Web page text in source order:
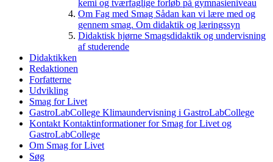
kemi og tværfaglige forløb på gymnasieniveau
Om Fag med Smag Sådan kan vi lære med og
gennem smag. Om didaktik og læringssyn
Didaktisk hjørne Smagsdidaktik og undervisning
af studerende
Didaktikken
Redaktionen
Forfatterne
Udvikling
Smag for Livet
GastroLabCollege Klimaundervisning i GastroLabCollege
Kontakt Kontaktinformationer for Smag for Livet og
GastroLabCollege
Om Smag for Livet
Søg